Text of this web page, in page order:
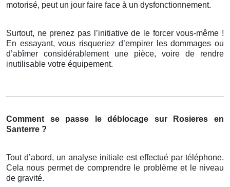
motorisé, peut un jour faire face à un dysfonctionnement.
Surtout, ne prenez pas l’initiative de le forcer vous-même !
En essayant, vous risqueriez d’empirer les dommages ou
d’abîmer considérablement une pièce, voire de rendre
inutilisable votre équipement.
Comment se passe le déblocage sur Rosieres en
Santerre ?
Tout d’abord, un analyse initiale est effectué par téléphone.
Cela nous permet de comprendre le problème et le niveau
de gravité.